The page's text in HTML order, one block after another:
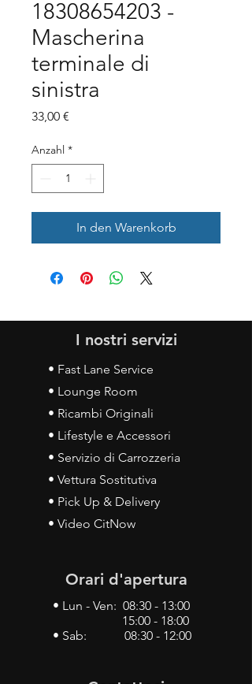
18308654203 -
Mascherina
terminale di
sinistra
33,00 €
Anzahl *
In den Warenkorb
I nostri servizi
• Fast Lane Service
• Lounge Room
• Ricambi Originali
• Lifestyle e Accessori
• Servizio di Carrozzeria
• Vettura Sostitutiva
• Pick Up & Delivery
• Video CitNow
Orari d'apertura
• Lun - Ven: 08:30 - 13:00
15:00 - 18:00
• Sab: 08:30 - 12:00